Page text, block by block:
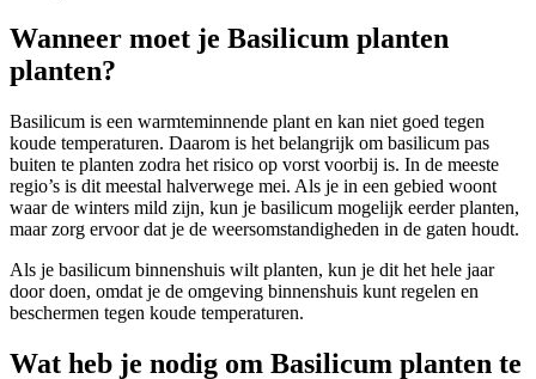
Wanneer moet je Basilicum planten
planten?
Basilicum is een warmteminnende plant en kan niet goed tegen
koude temperaturen. Daarom is het belangrijk om basilicum pas
buiten te planten zodra het risico op vorst voorbij is. In de meeste
regio’s is dit meestal halverwege mei. Als je in een gebied woont
waar de winters mild zijn, kun je basilicum mogelijk eerder planten,
maar zorg ervoor dat je de weersomstandigheden in de gaten houdt.
Als je basilicum binnenshuis wilt planten, kun je dit het hele jaar
door doen, omdat je de omgeving binnenshuis kunt regelen en
beschermen tegen koude temperaturen.
Wat heb je nodig om Basilicum planten te